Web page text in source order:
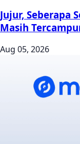
Jujur, Seberapa
Masih
Aug 05, 2026